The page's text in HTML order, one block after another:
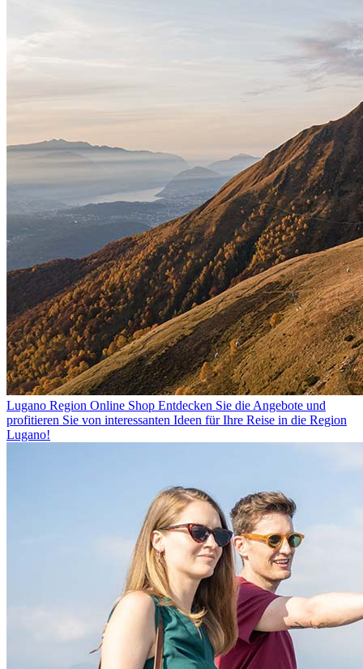
Lugano Region Online Shop Entdecken Sie die Angebote und
profitieren Sie von interessanten Ideen für Ihre Reise in die Region
Lugano!